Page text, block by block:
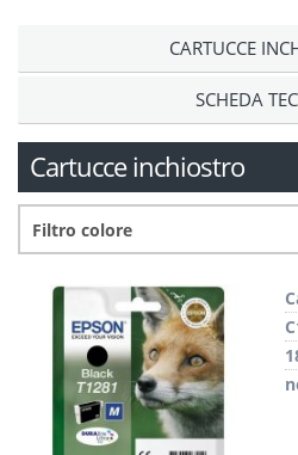
CARTUCCE
SCHEDA
Cartucce inchiostro